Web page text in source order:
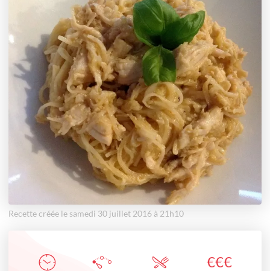
Recette créée le samedi 30 juillet 2016 à 21h10
€€€